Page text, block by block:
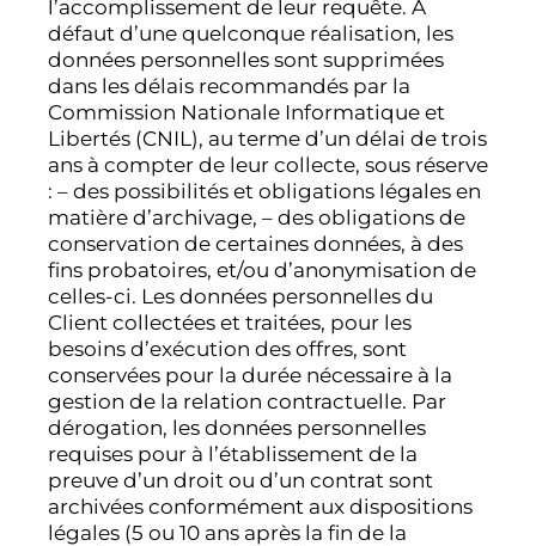
l’accomplissement de leur requête. A
défaut d’une quelconque réalisation, les
données personnelles sont supprimées
dans les délais recommandés par la
Commission Nationale Informatique et
Libertés (CNIL), au terme d’un délai de trois
ans à compter de leur collecte, sous réserve
: – des possibilités et obligations légales en
matière d’archivage, – des obligations de
conservation de certaines données, à des
fins probatoires, et/ou d’anonymisation de
celles-ci. Les données personnelles du
Client collectées et traitées, pour les
besoins d’exécution des offres, sont
conservées pour la durée nécessaire à la
gestion de la relation contractuelle. Par
dérogation, les données personnelles
requises pour à l’établissement de la
preuve d’un droit ou d’un contrat sont
archivées conformément aux dispositions
légales (5 ou 10 ans après la fin de la